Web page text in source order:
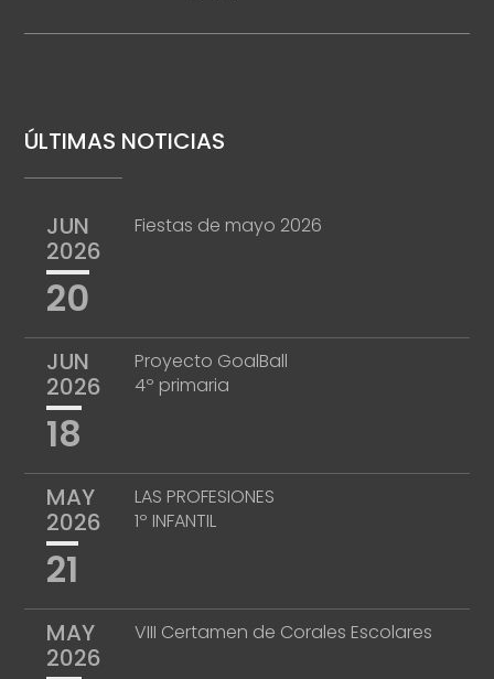
ÚLTIMAS NOTICIAS
JUN
2026
20
Fiestas de mayo 2026
JUN
2026
18
Proyecto GoalBall
4º primaria
MAY
2026
21
LAS PROFESIONES
1º INFANTIL
MAY
2026
VIII Certamen de Corales Escolares